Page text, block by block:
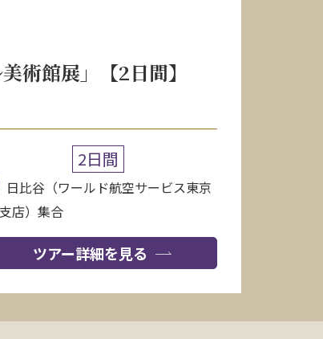
術館展」【2日間】
2日間
日比谷（ワールド航空サービス東京
支店）集合
ツアー詳細を見る